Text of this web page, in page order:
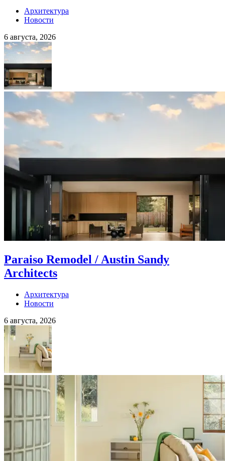
Архитектура
Новости
6 августа, 2026
Paraiso Remodel / Austin Sandy
Architects
Архитектура
Новости
6 августа, 2026